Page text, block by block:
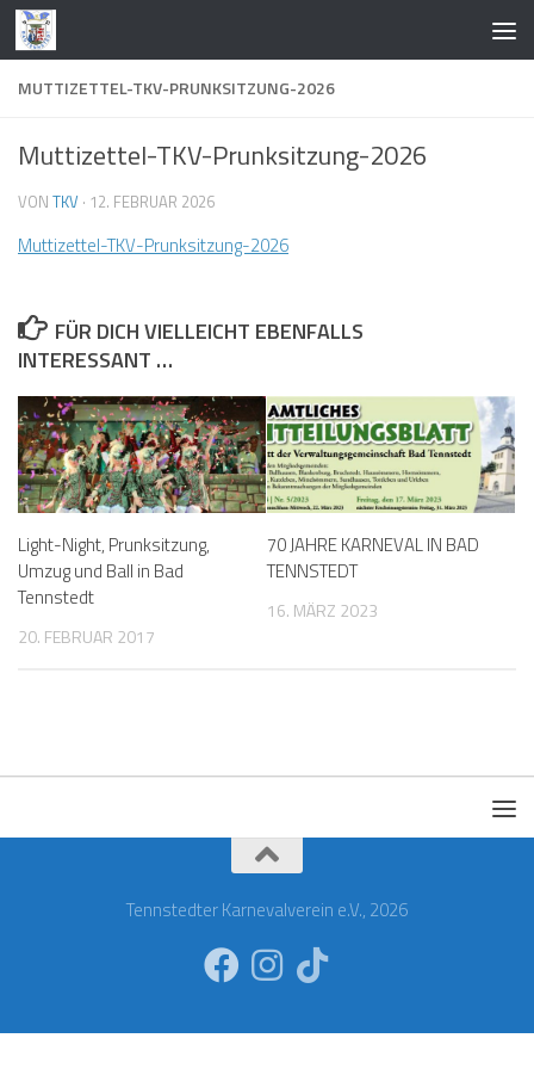
Zum Inhalt springen
MUTTIZETTEL-TKV-PRUNKSITZUNG-2026
Muttizettel-TKV-Prunksitzung-2026
VON TKV · 12. FEBRUAR 2026
Muttizettel-TKV-Prunksitzung-2026
FÜR DICH VIELLEICHT EBENFALLS
INTERESSANT …
Light-Night, Prunksitzung,
Umzug und Ball in Bad
Tennstedt
20. FEBRUAR 2017
70 JAHRE KARNEVAL IN BAD
TENNSTEDT
16. MÄRZ 2023
Tennstedter Karnevalverein e.V., 2026